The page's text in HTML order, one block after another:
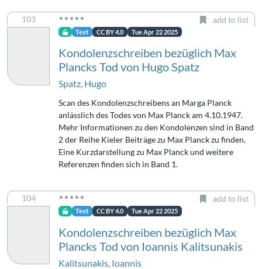
103 add to list
Text CC BY 4.0 Tue Apr 22 2025
Kondolenzschreiben bezüglich Max
Plancks Tod von Hugo Spatz
Spatz, Hugo
Scan des Kondolenzschreibens an Marga Planck
anlässlich des Todes von Max Planck am 4.10.1947.
Mehr Informationen zu den Kondolenzen sind in Band
2 der Reihe Kieler Beiträge zu Max Planck zu finden.
Eine Kurzdarstellung zu Max Planck und weitere
Referenzen finden sich in Band 1.
104 add to list
Text CC BY 4.0 Tue Apr 22 2025
Kondolenzschreiben bezüglich Max
Plancks Tod von Ioannis Kalitsunakis
Kalitsunakis, Ioannis